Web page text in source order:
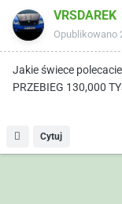
VRSDAREK
Opublikowano
Jakie świece
PRZEBIEG 130,000
Cytuj